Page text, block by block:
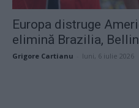
Europa distruge
elimină Brazilia,
Grigore Cartianu luni, 6 iulie 2026